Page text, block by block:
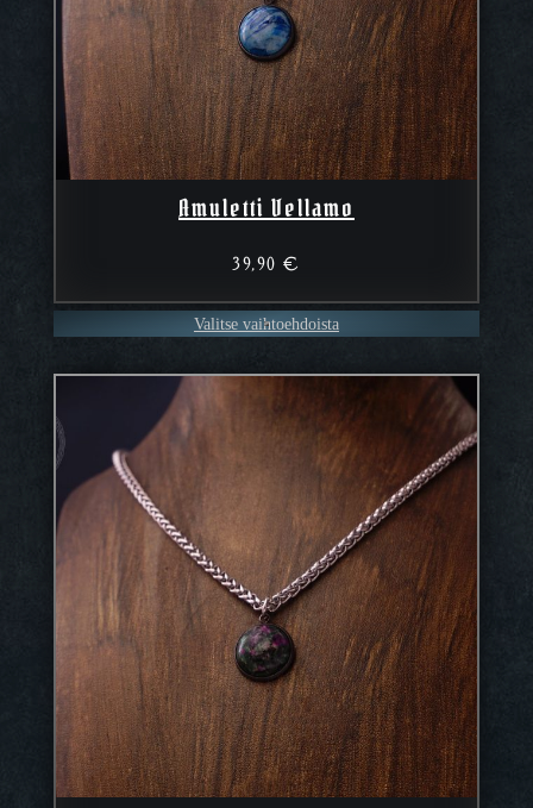
Amuletti Vellamo
39,90€
Valitse vaihtoehdoista